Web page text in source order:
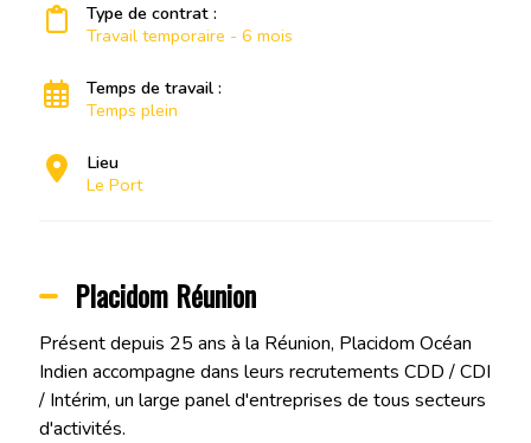
Type de contrat :
Travail temporaire - 6 mois
Temps de travail :
Temps plein
Lieu
Le Port
Placidom Réunion
Présent depuis 25 ans à la Réunion, Placidom Océan
Indien accompagne dans leurs recrutements CDD / CDI
/ Intérim, un large panel d'entreprises de tous secteurs
d'activités.